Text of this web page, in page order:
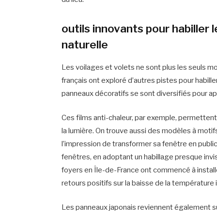
outils innovants pour habiller
naturelle
Les voilages et volets ne sont plus les seuls
français ont exploré d’autres pistes pour
panneaux décoratifs se sont diversifiés pour
Ces films anti-chaleur, par exemple,
la lumière. On trouve aussi des modèles à
l’impression de transformer sa fenêtre en
fenêtres, en adoptant un habillage presque
foyers en Île-de-France ont commencé à
retours positifs sur la baisse de la température
Les panneaux japonais reviennent également